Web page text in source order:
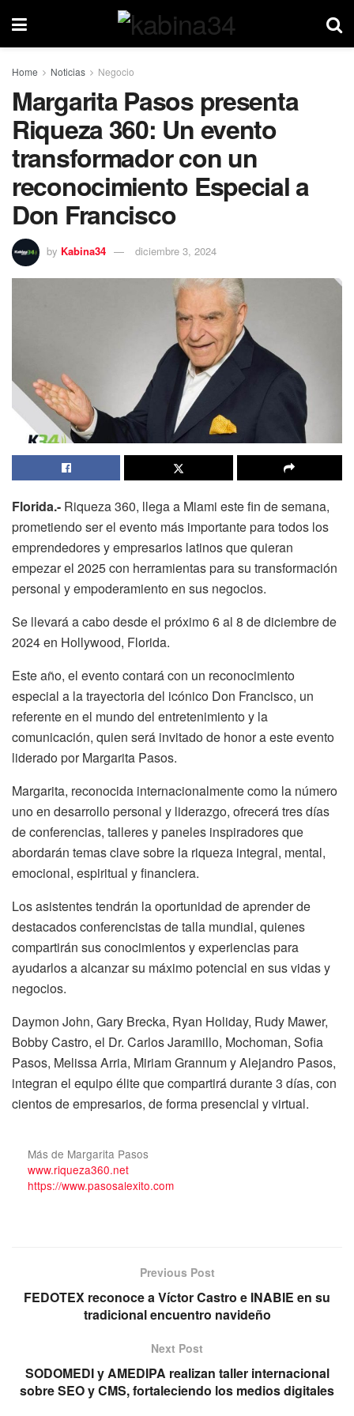
Home Noticias Negocio
Margarita Pasos presenta
Riqueza 360: Un evento
transformador con un
reconocimiento Especial a
Don Francisco
by Kabina34 diciembre 3, 2024
Florida.- Riqueza 360, llega a Miami este fin de semana,
prometiendo ser el evento más importante para todos los
emprendedores y empresarios latinos que quieran
empezar el 2025 con herramientas para su transformación
personal y empoderamiento en sus negocios.
Se llevará a cabo desde el próximo 6 al 8 de diciembre de
2024 en Hollywood, Florida.
Este año, el evento contará con un reconocimiento
especial a la trayectoria del icónico Don Francisco, un
referente en el mundo del entretenimiento y la
comunicación, quien será invitado de honor a este evento
liderado por Margarita Pasos.
Margarita, reconocida internacionalmente como la número
uno en desarrollo personal y liderazgo, ofrecerá tres días
de conferencias, talleres y paneles inspiradores que
abordarán temas clave sobre la riqueza integral, mental,
emocional, espiritual y financiera.
Los asistentes tendrán la oportunidad de aprender de
destacados conferencistas de talla mundial, quienes
compartirán sus conocimientos y experiencias para
ayudarlos a alcanzar su máximo potencial en sus vidas y
negocios.
Daymon John, Gary Brecka, Ryan Holiday, Rudy Mawer,
Bobby Castro, el Dr. Carlos Jaramillo, Mochoman, Sofia
Pasos, Melissa Arria, Miriam Grannum y Alejandro Pasos,
integran el equipo élite que compartirá durante 3 días, con
cientos de empresarios, de forma presencial y virtual.
Más de Margarita Pasos
www.riqueza360.net
https://www.pasosalexito.com
Previous Post
FEDOTEX reconoce a Víctor Castro e INABIE en su
tradicional encuentro navideño
Next Post
SODOMEDI y AMEDIPA realizan taller internacional
sobre SEO y CMS, fortaleciendo los medios digitales